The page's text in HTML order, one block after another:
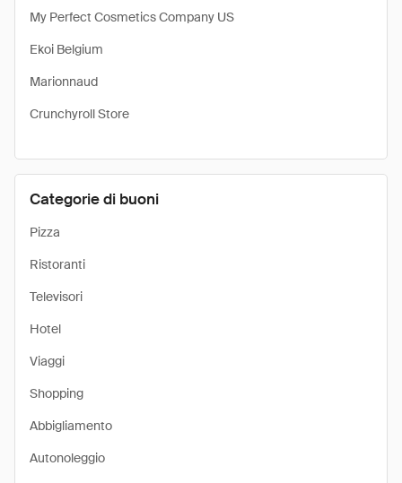
My Perfect Cosmetics Company US
Ekoi Belgium
Marionnaud
Crunchyroll Store
Categorie di buoni
Pizza
Ristoranti
Televisori
Hotel
Viaggi
Shopping
Abbigliamento
Autonoleggio